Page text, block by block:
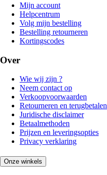
Mijn account
Helpcentrum
Volg mijn bestelling
Bestelling retourneren
Kortingscodes
Over
Wie wij zijn ?
Neem contact op
Verkoopvoorwaarden
Retourneren en terugbetalen
Juridische disclaimer
Betaalmethoden
Prijzen en leveringsopties
Privacy verklaring
Onze winkels